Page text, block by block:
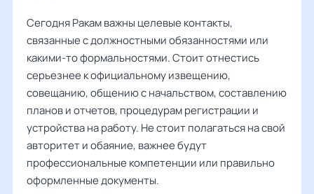
Сегодня Ракам важны целевые контакты,
связанные с должностными обязанностями или
какими-то формальностями. Стоит отнестись
серьезнее к официальному извещению,
совещанию, общению с начальством, составлению
планов и отчетов, процедурам регистрации и
устройства на работу. Не стоит полагаться на свой
авторитет и обаяние, важнее будут
профессиональные компетенции или правильно
оформленные документы.